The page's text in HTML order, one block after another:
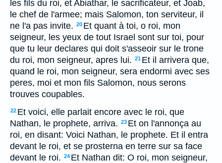
les fils du roi, et Abiathar, le sacrificateur, et Joab,
le chef de l'armee; mais Salomon, ton serviteur, il
ne l'a pas invite. 20 Et quant à toi, o roi, mon
seigneur, les yeux de tout Israel sont sur toi, pour
que tu leur declares qui doit s'asseoir sur le trone
du roi, mon seigneur, apres lui. 21 Et il arrivera que,
quand le roi, mon seigneur, sera endormi avec ses
peres, moi et mon fils Salomon, nous serons
trouves coupables.
22 Et voici, elle parlait encore avec le roi, que
Nathan, le prophete, arriva. 23 Et on l'annonça au
roi, en disant: Voici Nathan, le prophete. Et il entra
devant le roi, et se prosterna en terre sur sa face
devant le roi. 24 Et Nathan dit: O roi, mon seigneur,